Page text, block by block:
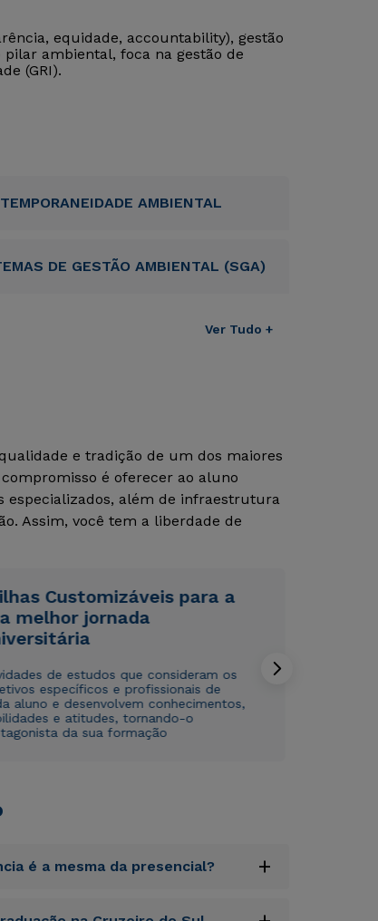
equidade, accountability), gestão
ambiental, foca na gestão de
(GRI).
AMBIENTAL
DE GESTÃO AMBIENTAL (SGA)
Ver Tudo +
e tradição de um dos maiores
é oferecer ao aluno
especializados, além de infraestrutura
Assim, você tem a liberdade de
Customizáveis para a
melhor jornada
de estudos que consideram os
específicos e profissionais de
aluno e desenvolvem conhecimentos,
e atitudes, tornando-o
da sua formação
é a mesma da presencial? +
Estou de acordo com aPolítica de Privacidade.
autorizo que meus dados sejam utilizados para o
Estou de acordo com aPolítica de Privacidade.
autorizo que meus dados sejam utilizados para o